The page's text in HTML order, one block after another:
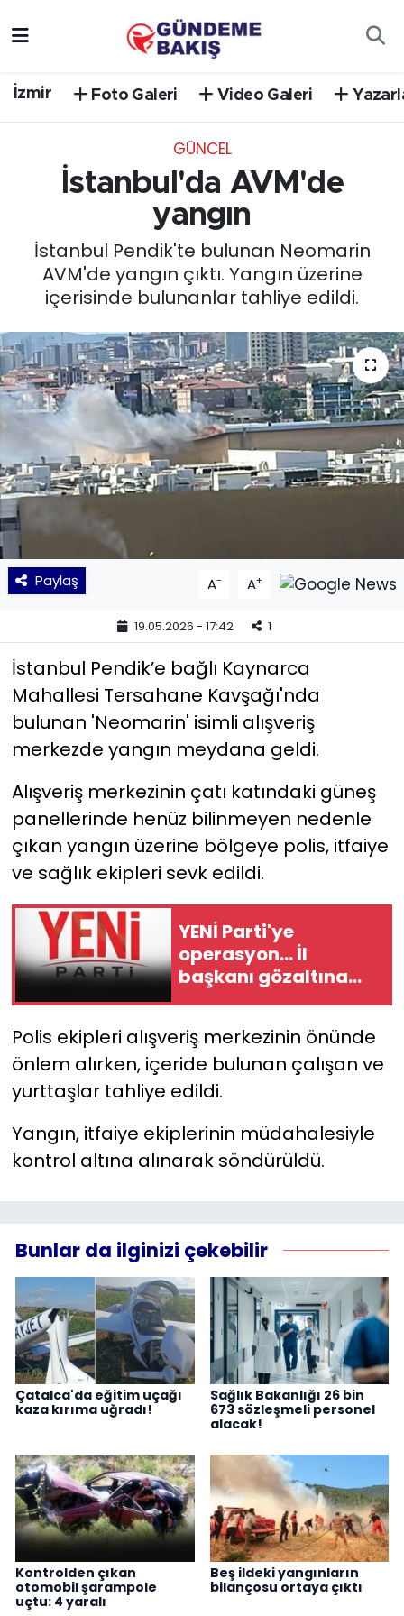
İzmir Foto Galeri Video Galeri
GÜNCEL
İstanbul'da AVM'de
yangın
İstanbul Pendik'te bulunan Neomarin
AVM'de yangın çıktı. Yangın üzerine
içerisinde bulunanlar tahliye edildi.
Paylaş A- A+
19.05.2026 - 17:42 1
İstanbul Pendik’e bağlı Kaynarca
Mahallesi Tersahane Kavşağı'nda
bulunan 'Neomarin' isimli alışveriş
merkezde yangın meydana geldi.
Alışveriş merkezinin çatı katındaki güneş
panellerinde henüz bilinmeyen nedenle
çıkan yangın üzerine bölgeye polis, itfaiye
ve sağlık ekipleri sevk edildi.
YENİ Parti'ye
operasyon... İl
başkanı gözaltına
alındı!
Polis ekipleri alışveriş merkezinin önünde
önlem alırken, içeride bulunan çalışan ve
yurttaşlar tahliye edildi.
Yangın, itfaiye ekiplerinin müdahalesiyle
kontrol altına alınarak söndürüldü.
Bunlar da ilginizi çekebilir
Çatalca'da eğitim uçağı
kaza kırıma uğradı!
Sağlık Bakanlığı 26 bin
673 sözleşmeli personel
alacak!
Kontrolden çıkan
otomobil şarampole
uçtu: 4 yaralı
Beş ildeki yangınların
bilançosu ortaya çıktı
DÜNYA
EĞİTİM
EKONOMİ
English News
GÜNCEL
KÜLTÜR SANAT
MAGAZİN
POLİTİKA
SAĞLIK
SPOR
TEKNOLOJİ
Yaşam
YEREL POLİTİKA
YEREL YÖNETİMLER
Trafik Durumu
Süper Lig Puan Durumu ve Fikstür
Tüm Manşetler
Son Dakika Haberleri
Haber Arşivi